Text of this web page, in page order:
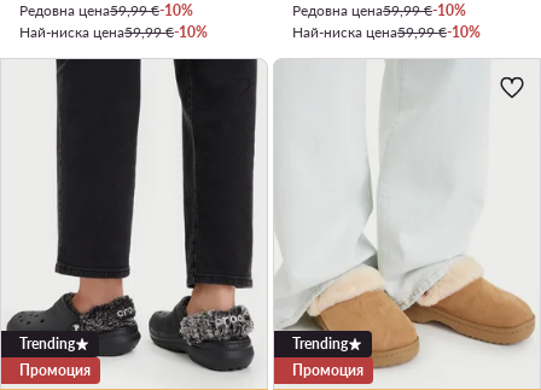
Редовна цена59,99 €-10%
Най-ниска цена59,99 €-10%
Редовна цена59,99 €-10%
Най-ниска цена59,99 €-10%
Trending
Промоция
Trending
Промоция